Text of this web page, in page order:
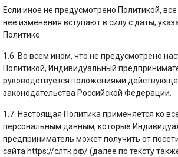
Если иное не предусмотрено Политикой,
нее изменения вступают в силу с даты,
Политике.
1.6. Во всем ином, что не предусмотрено
Политикой, Индивидуальный
руководствуется положениями
законодательства Российской Федерации.
1.7. Настоящая Политика применяется ко
персональным данным, которые
предприниматель может получить от
сайта https://слтк.рф/ (далее по тексту